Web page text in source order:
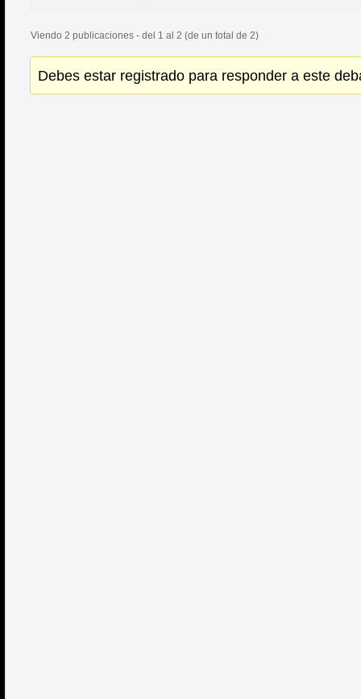
Viendo 2 publicaciones - del 1 al 2 (de un total de 2)
Debes estar registrado para responder a este